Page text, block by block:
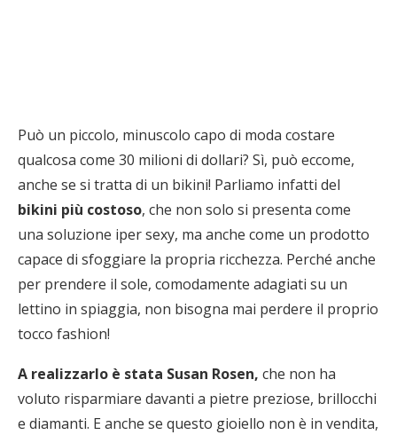
Può un piccolo, minuscolo capo di moda costare
qualcosa come 30 milioni di dollari? Sì, può eccome,
anche se si tratta di un bikini! Parliamo infatti del
bikini più costoso, che non solo si presenta come
una soluzione iper sexy, ma anche come un prodotto
capace di sfoggiare la propria ricchezza. Perché anche
per prendere il sole, comodamente adagiati su un
lettino in spiaggia, non bisogna mai perdere il proprio
tocco fashion!
A realizzarlo è stata Susan Rosen, che non ha
voluto risparmiare davanti a pietre preziose, brillocchi
e diamanti. E anche se questo gioiello non è in vendita,